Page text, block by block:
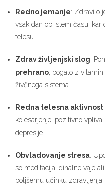
Redno jemanje: Zdravilo
vsak dan ob istem času, kar
telesu.
Zdrav življenjski slog:
prehrano , bogato z
živčnega sistema.
Redna telesna aktivnost
kolesarjenje, pozitivno
depresije.
Obvladovanje stresa:
so meditacija, dihalne vaje
boljšemu učinku zdravljenja.